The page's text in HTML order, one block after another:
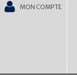
MON COMPTE